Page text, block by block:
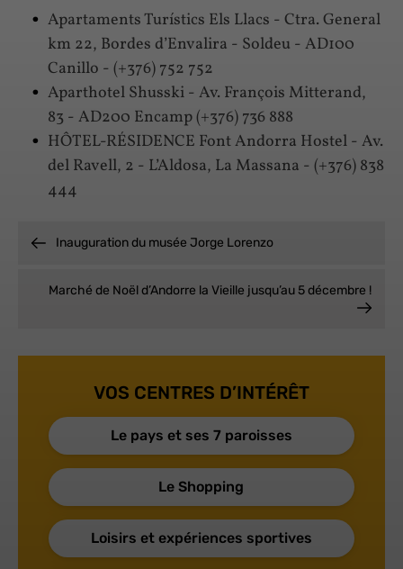
Apartaments Turístics Els Llacs - Ctra. General
km 22, Bordes d’Envalira - Soldeu - AD100
Canillo - (+376) 752 752
Aparthotel Shusski - Av. François Mitterand,
83 - AD200 Encamp (+376) 736 888
HÔTEL-RÉSIDENCE Font Andorra Hostel - Av.
del Ravell, 2 - L’Aldosa, La Massana - (+376) 838
444
VOS CENTRES D’INTÉRÊT
Le pays et ses 7 paroisses
Le Shopping
Loisirs et expériences sportives
Inauguration du musée Jorge Lorenzo
Marché de Noël d’Andorre la Vieille jusqu’au 5 décembre !